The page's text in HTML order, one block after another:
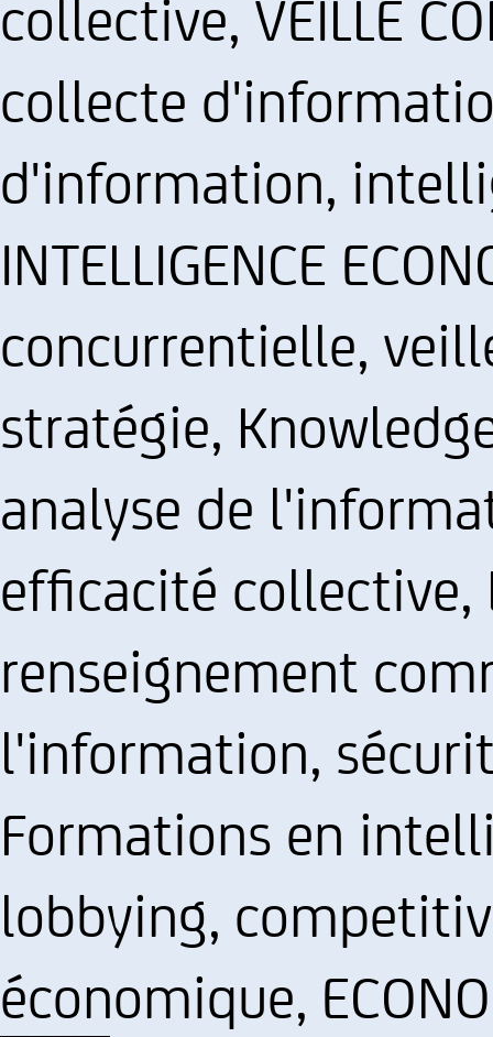
collective, VEILLE
collecte
d'information,
INTELLIGENCE
concurrentielle,
stratégie,
analyse de
efficacité collective,
renseignement
l'information,
Formations en
lobbying,
économique,